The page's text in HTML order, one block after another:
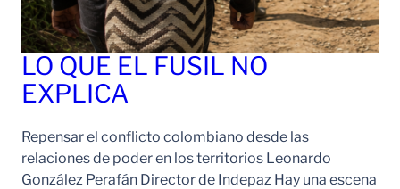
LO QUE EL FUSIL NO
EXPLICA
Repensar el conflicto colombiano desde las
relaciones de poder en los territorios Leonardo
González Perafán Director de Indepaz Hay una escena